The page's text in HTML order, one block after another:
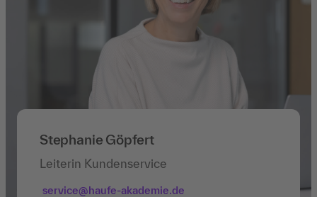
Stephanie Göpfert
Leiterin Kundenservice
service@haufe-akademie.de